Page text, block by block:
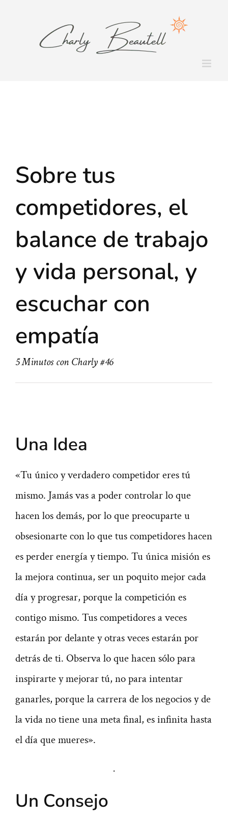
contenido
Sobre tus
competidores, el
balance de trabajo
y vida personal, y
escuchar con
empatía
5 Minutos con Charly #46
Una Idea
«Tu único y verdadero competidor eres tú
mismo. Jamás vas a poder controlar lo que
hacen los demás, por lo que preocuparte u
obsesionarte con lo que tus competidores hacen
es perder energía y tiempo. Tu única misión es
la mejora continua, ser un poquito mejor cada
día y progresar, porque la competición es
contigo mismo. Tus competidores a veces
estarán por delante y otras veces estarán por
detrás de ti. Observa lo que hacen sólo para
inspirarte y mejorar tú, no para intentar
ganarles, porque la carrera de los negocios y de
la vida no tiene una meta final, es infinita hasta
el día que mueres».
·
Un Consejo